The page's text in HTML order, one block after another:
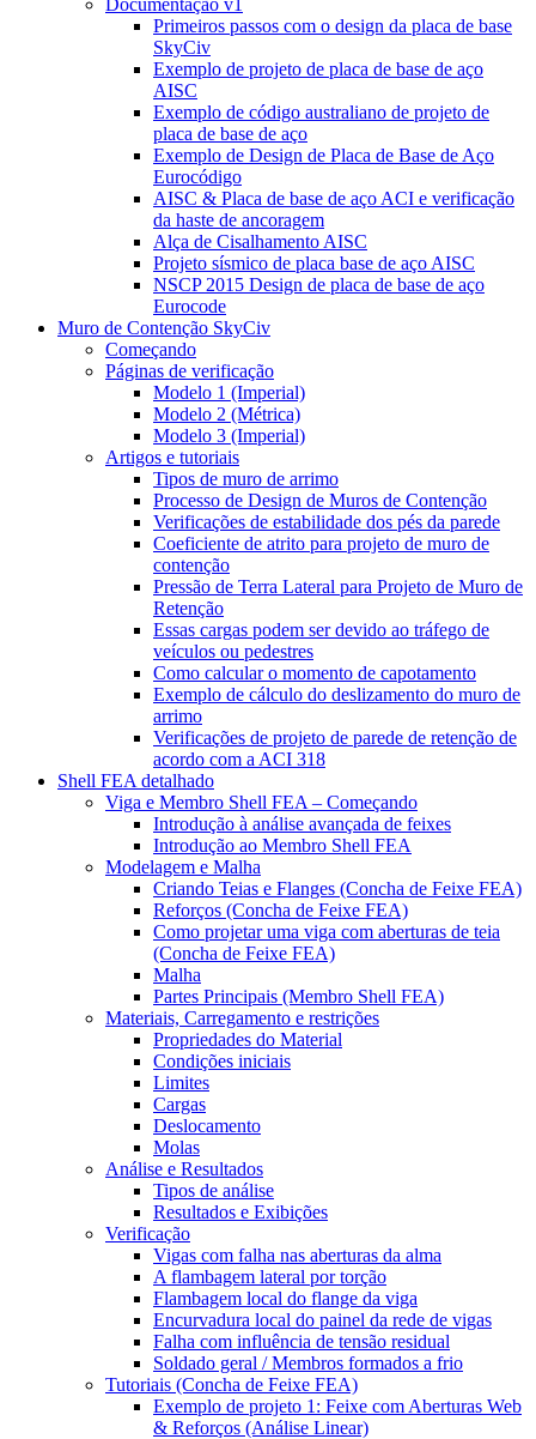
Documentação v1
Primeiros passos com o design da placa de base
SkyCiv
Exemplo de projeto de placa de base de aço
AISC
Exemplo de código australiano de projeto de
placa de base de aço
Exemplo de Design de Placa de Base de Aço
Eurocódigo
AISC & Placa de base de aço ACI e verificação
da haste de ancoragem
Alça de Cisalhamento AISC
Projeto sísmico de placa base de aço AISC
NSCP 2015 Design de placa de base de aço
Eurocode
Muro de Contenção SkyCiv
Começando
Páginas de verificação
Modelo 1 (Imperial)
Modelo 2 (Métrica)
Modelo 3 (Imperial)
Artigos e tutoriais
Tipos de muro de arrimo
Processo de Design de Muros de Contenção
Verificações de estabilidade dos pés da parede
Coeficiente de atrito para projeto de muro de
contenção
Pressão de Terra Lateral para Projeto de Muro de
Retenção
Essas cargas podem ser devido ao tráfego de
veículos ou pedestres
Como calcular o momento de capotamento
Exemplo de cálculo do deslizamento do muro de
arrimo
Verificações de projeto de parede de retenção de
acordo com a ACI 318
Shell FEA detalhado
Viga e Membro Shell FEA – Começando
Introdução à análise avançada de feixes
Introdução ao Membro Shell FEA
Modelagem e Malha
Criando Teias e Flanges (Concha de Feixe FEA)
Reforços (Concha de Feixe FEA)
Como projetar uma viga com aberturas de teia
(Concha de Feixe FEA)
Malha
Partes Principais (Membro Shell FEA)
Materiais, Carregamento e restrições
Propriedades do Material
Condições iniciais
Limites
Cargas
Deslocamento
Molas
Análise e Resultados
Tipos de análise
Resultados e Exibições
Verificação
Vigas com falha nas aberturas da alma
A flambagem lateral por torção
Flambagem local do flange da viga
Encurvadura local do painel da rede de vigas
Falha com influência de tensão residual
Soldado geral / Membros formados a frio
Tutoriais (Concha de Feixe FEA)
Exemplo de projeto 1: Feixe com Aberturas Web
& Reforços (Análise Linear)